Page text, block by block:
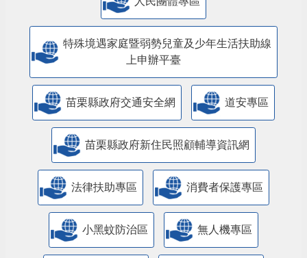
特殊境遇家庭暨弱勢兒童及少年生活扶助線
上申辦平臺
苗栗縣政府交通安全網 道安專區
苗栗縣政府新住民照顧輔導資訊網
法律扶助專區 消費者保護專區
小黑蚊防治區 無人機專區